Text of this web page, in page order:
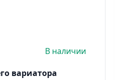
В наличии
вариатора